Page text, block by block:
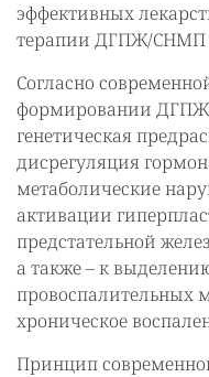
эффективных
терапии ДГПЖ/СНМП
Согласно
формировании ДГПЖ
генетическая
дисрегуляция
метаболические
активации
предстательной
а также – к
провоспалительных
хроническое
Принцип